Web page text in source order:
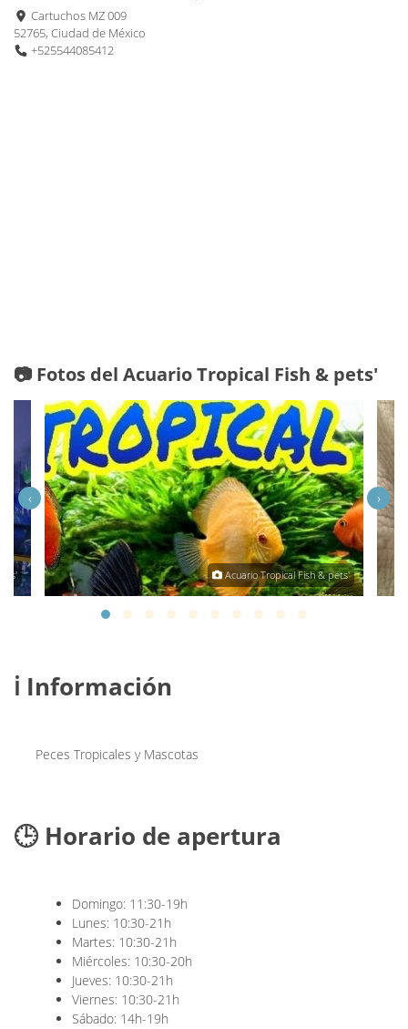
Cartuchos MZ 009
52765, Ciudad de México
+525544085412
📷 Fotos del Acuario Tropical Fish & pets'
Acuario Tropical Fish & pets'
‹ ›
ℹ️ Información
Peces Tropicales y Mascotas
🕒 Horario de apertura
Domingo: 11:30-19h
Lunes: 10:30-21h
Martes: 10:30-21h
Miércoles: 10:30-20h
Jueves: 10:30-21h
Viernes: 10:30-21h
Sábado: 14h-19h